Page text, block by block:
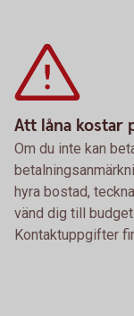
Att låna kostar
Om du inte kan
hyra bostad,
vänd dig till
Kontaktuppgifter